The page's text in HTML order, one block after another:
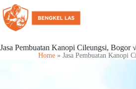
Jasa Pembuatan Kanopi Cileungsi, Bogor
Home » Jasa Pembuatan Kanopi